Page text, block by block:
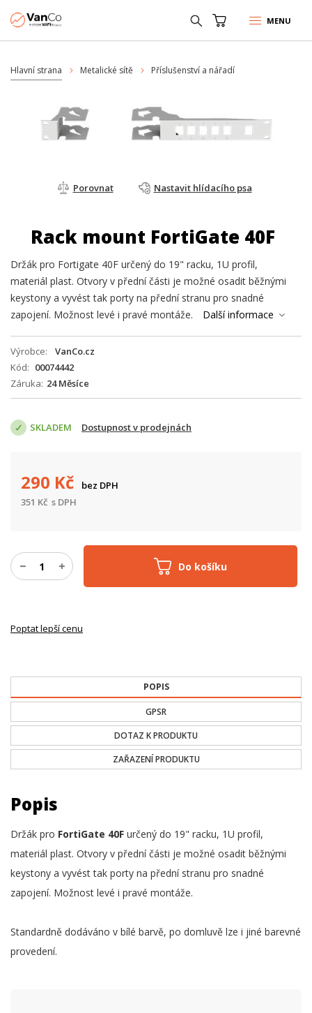
MENU
Hlavní strana Metalické sítě Příslušenství a nářadí
Porovnat Nastavit hlídacího psa
Rack mount FortiGate 40F
Držák pro Fortigate 40F určený do 19" racku, 1U profil,
materiál plast. Otvory v přední části je možné osadit běžnými
keystony a vyvést tak porty na přední stranu pro snadné
zapojení. Možnost levé i pravé montáže.
Další informace
Výrobce
VanCo.cz
Kód
00074442
Záruka 24 Měsíce
SKLADEM Dostupnost v prodejnách
Do košíku
290 Kč
bez DPH
351 Kč s DPH
Poptat lepší cenu
POPIS
GPSR
DOTAZ K PRODUKTU
ZAŘAZENÍ PRODUKTU
Popis
Držák pro FortiGate 40F určený do 19" racku, 1U profil,
materiál plast. Otvory v přední části je možné osadit běžnými
keystony a vyvést tak porty na přední stranu pro snadné
zapojení. Možnost levé i pravé montáže.
Standardně dodáváno v bílé barvě, po domluvě lze i jiné barevné
provedení.